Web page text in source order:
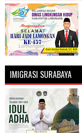
IMIGRASI SURABAYA